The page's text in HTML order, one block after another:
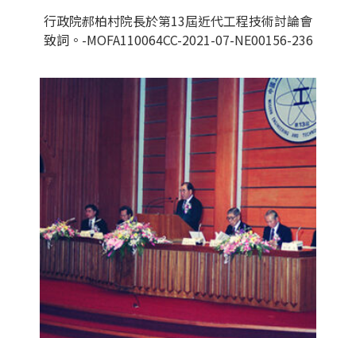
行政院郝柏村院長於第13屆近代工程技術討論會
致詞。-MOFA110064CC-2021-07-NE00156-236